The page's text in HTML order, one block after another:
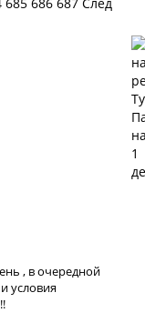
, в очередной
условия